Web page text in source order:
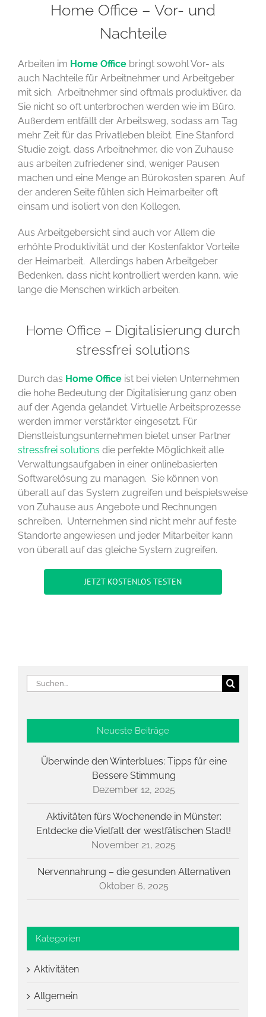
Home Office – Vor- und
Nachteile
Arbeiten im Home Office bringt sowohl Vor- als
auch Nachteile für Arbeitnehmer und Arbeitgeber
mit sich. Arbeitnehmer sind oftmals produktiver, da
Sie nicht so oft unterbrochen werden wie im Büro.
Außerdem entfällt der Arbeitsweg, sodass am Tag
mehr Zeit für das Privatleben bleibt. Eine Stanford
Studie zeigt, dass Arbeitnehmer, die von Zuhause
aus arbeiten zufriedener sind, weniger Pausen
machen und eine Menge an Bürokosten sparen. Auf
der anderen Seite fühlen sich Heimarbeiter oft
einsam und isoliert von den Kollegen.
Aus Arbeitgebersicht sind auch vor Allem die
erhöhte Produktivität und der Kostenfaktor Vorteile
der Heimarbeit. Allerdings haben Arbeitgeber
Bedenken, dass nicht kontrolliert werden kann, wie
lange die Menschen wirklich arbeiten.
Home Office – Digitalisierung durch
stressfrei solutions
Durch das Home Office ist bei vielen Unternehmen
die hohe Bedeutung der Digitalisierung ganz oben
auf der Agenda gelandet. Virtuelle Arbeitsprozesse
werden immer verstärkter eingesetzt. Für
Dienstleistungsunternehmen bietet unser Partner
stressfrei solutions die perfekte Möglichkeit alle
Verwaltungsaufgaben in einer onlinebasierten
Softwarelösung zu managen. Sie können von
überall auf das System zugreifen und beispielsweise
von Zuhause aus Angebote und Rechnungen
schreiben. Unternehmen sind nicht mehr auf feste
Standorte angewiesen und jeder Mitarbeiter kann
von überall auf das gleiche System zugreifen.
JETZT KOSTENLOS TESTEN
Suche
nach:
Neueste Beiträge
Überwinde den Winterblues: Tipps für eine
Bessere Stimmung
Dezember 12, 2025
Aktivitäten fürs Wochenende in Münster:
Entdecke die Vielfalt der westfälischen Stadt!
November 21, 2025
Nervennahrung – die gesunden Alternativen
Oktober 6, 2025
Kategorien
Aktivitäten
Allgemein